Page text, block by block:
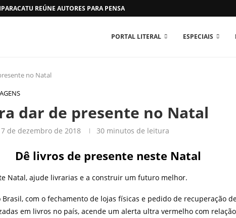
REÚNE AUTORES PARA PENSAR O MUNDO...
PORTAL LITERAL ESPECIAIS
no Natal
dar de presente no Natal
7 de dezembro de 2018 30 minutos de leitura
Dê livros de presente neste Natal
Natal, ajude livrarias e a construir um futuro melhor.
com o fechamento de lojas físicas e pedido de recuperação
em livros no país, acende um alerta ultra vermelho com